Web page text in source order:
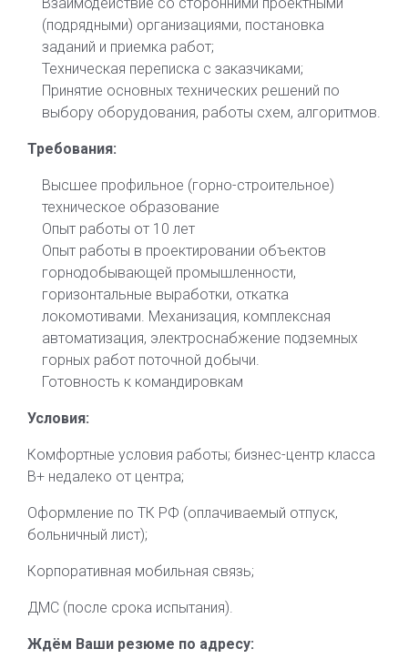
(подрядными) организациями, постановка
заданий и приемка работ;
Техническая переписка с заказчиками;
Принятие основных технических решений по
выбору оборудования, работы схем, алгоритмов.
Требования:
Высшее профильное (горно-строительное)
техническое образование
Опыт работы от 10 лет
Опыт работы в проектировании объектов
горнодобывающей промышленности,
горизонтальные выработки, откатка
локомотивами. Механизация, комплексная
автоматизация, электроснабжение подземных
горных работ поточной добычи.
Готовность к командировкам
Условия:
Комфортные условия работы; бизнес-центр класса
B+ недалеко от центра;
Оформление по ТК РФ (оплачиваемый отпуск,
больничный лист);
Корпоративная мобильная связь;
ДМС (после срока испытания).
Ждём Ваши резюме по адресу: